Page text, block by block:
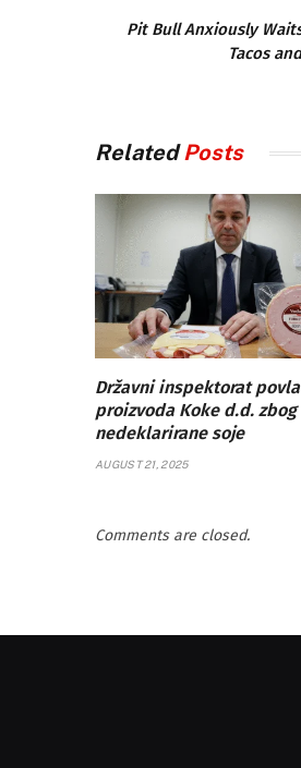
Pit Bull Anxiously
Tacos
RelatedPosts
Državni inspektorat
proizvoda Koke d.d. zbog
nedeklarirane soje
AUGUST 21, 2025
Comments are closed.